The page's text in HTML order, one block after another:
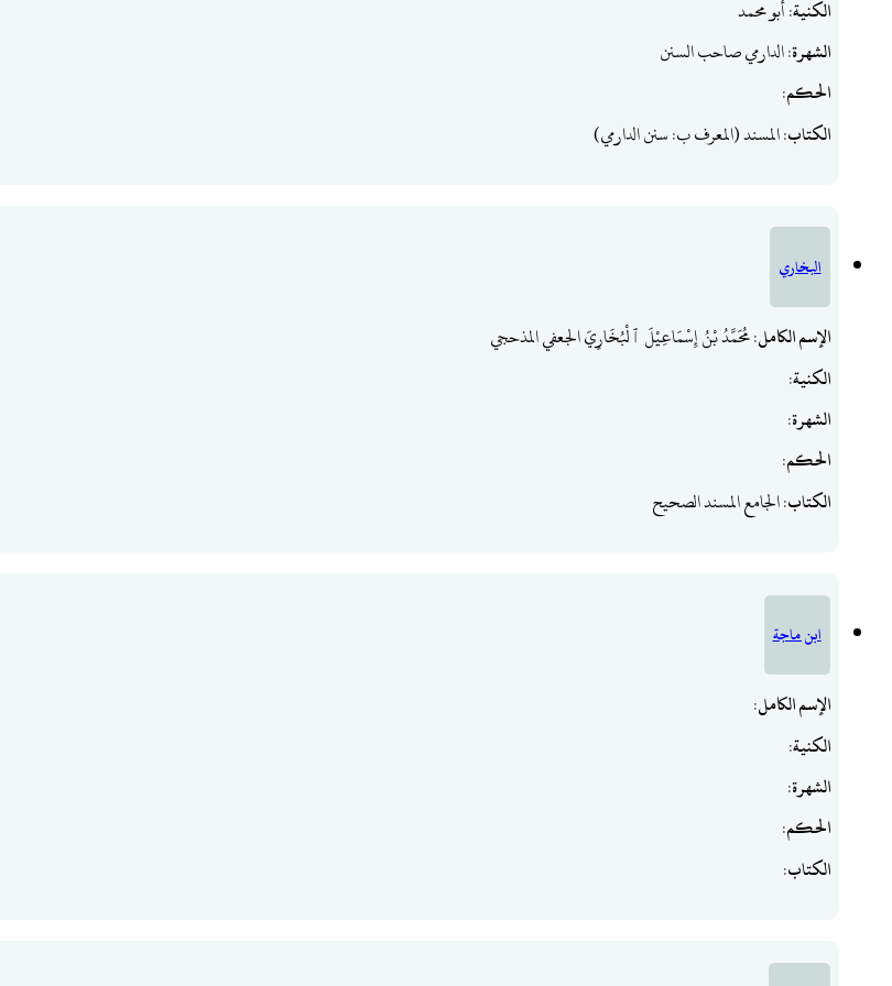
الكنية: أبو محمد
الشهرة: الدارمي صاحب السنن
الحكم:
الكتاب: المسند (المعرف ب: سنن الدارمي)
البخاري
الإسم الكامل: مُحَمَّدُ بْنُ إِسْمَاعِيْلَ ٱلْبُخَارِيّ الجعفي المذحجي
الكنية:
الشهرة:
الحكم:
الكتاب: الجامع المسند الصحيح
ابن ماجة
الإسم الكامل:
الكنية:
الشهرة:
الحكم:
الكتاب: